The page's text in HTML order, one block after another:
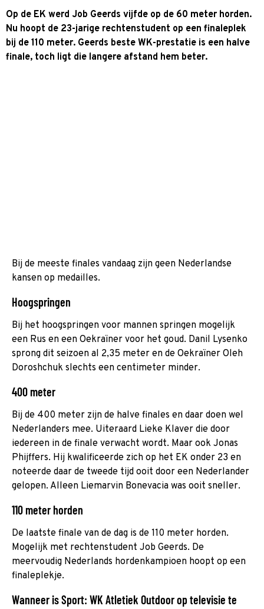
Op de EK werd Job Geerds vijfde op de 60 meter horden.
Nu hoopt de 23-jarige rechtenstudent op een finaleplek
bij de 110 meter. Geerds beste WK-prestatie is een halve
finale, toch ligt die langere afstand hem beter.
Bij de meeste finales vandaag zijn geen Nederlandse
kansen op medailles.
Hoogspringen
Bij het hoogspringen voor mannen springen mogelijk
een Rus en een Oekraïner voor het goud. Danil Lysenko
sprong dit seizoen al 2,35 meter en de Oekraïner Oleh
Doroshchuk slechts een centimeter minder.
400 meter
Bij de 400 meter zijn de halve finales en daar doen wel
Nederlanders mee. Uiteraard Lieke Klaver die door
iedereen in de finale verwacht wordt. Maar ook Jonas
Phijffers. Hij kwalificeerde zich op het EK onder 23 en
noteerde daar de tweede tijd ooit door een Nederlander
gelopen. Alleen Liemarvin Bonevacia was ooit sneller.
110 meter horden
De laatste finale van de dag is de 110 meter horden.
Mogelijk met rechtenstudent Job Geerds. De
meervoudig Nederlands hordenkampioen hoopt op een
finaleplekje.
Wanneer is Sport: WK Atletiek Outdoor op televisie te